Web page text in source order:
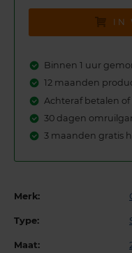
IN
Binnen 1 uur
12 maanden
Achteraf betalen
30 dagen
3 maanden gratis
Merk:
Type:
Maat: